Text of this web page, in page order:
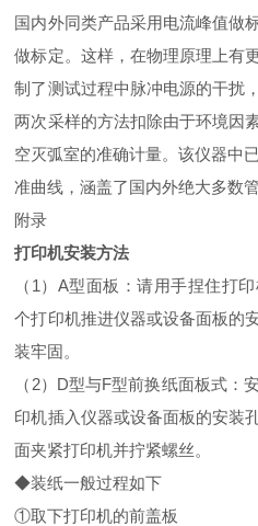
国内外同类产品采用电流峰值做
做标定。这样，在物理原理上有
制了测试过程中脉冲电源的干扰
两次采样的方法扣除由于环境因
空灭弧室的准确计量。该仪器中
准曲线，涵盖了国内外绝大多数管
附录
打印机安装方法
（1）A型面板：请用手捏住打
个打印机推进仪器或设备面板的
装牢固。
（2）D型与F型前换纸面板式：
印机插入仪器或设备面板的安装
面夹紧打印机并拧紧螺丝。
◆装纸一般过程如下
①取下打印机的前盖板